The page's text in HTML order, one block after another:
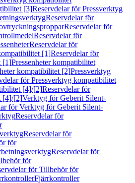
[3]Reservdelar för Pressverktyg
Reservdelar för
Reservdelar för
Reservdelar för
Reservdelar för
[1]Reservdelar för
[1]Pressenheter kompatibilitet
kompatibilitet [2]Pressverktyg
för Pressverktyg kompatibilitet
[4]/[2]Reservdelar för
[4]/[2]Verktyg för Geberit Silent-
för Verktyg för Geberit Silent-
Reservdelar för
Reservdelar för
för
Reservdelar för
för
för Tillbehör för
Fjärrkontroller